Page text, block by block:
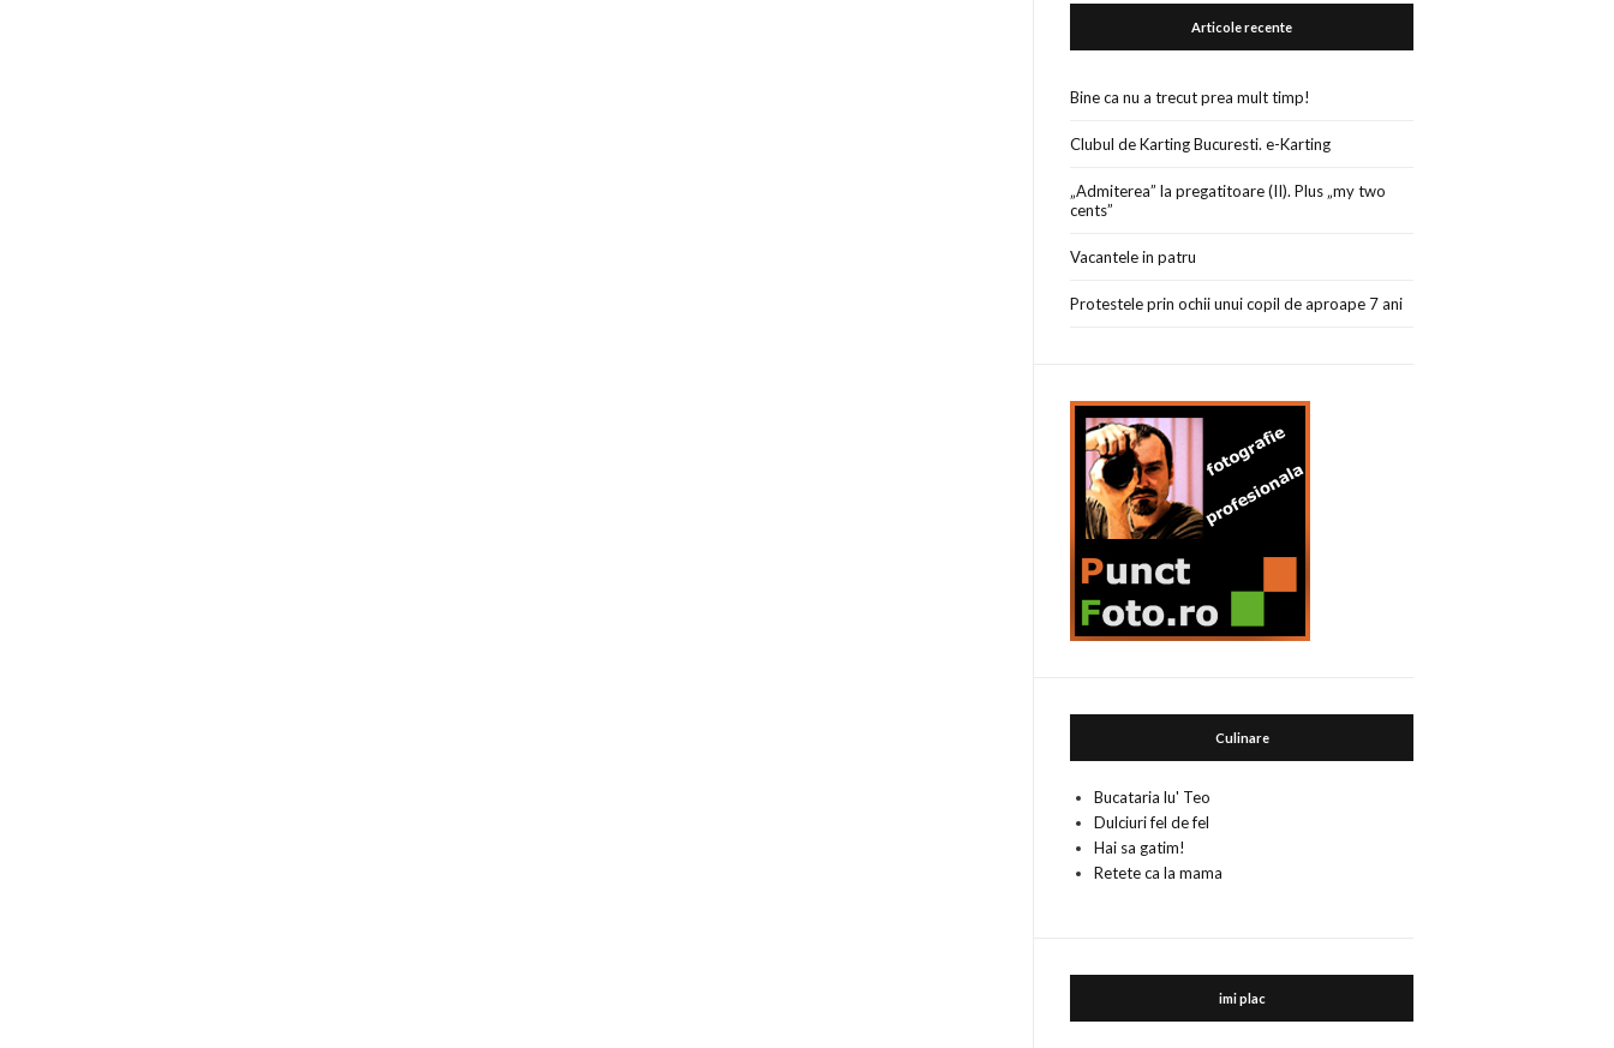
Articole recente
Bine ca nu a trecut prea mult timp!
Clubul de Karting Bucuresti. e-Karting
„Admiterea” la pregatitoare (II). Plus „my two
cents”
Vacantele in patru
Protestele prin ochii unui copil de aproape 7 ani
Culinare
Bucataria lu' Teo
Dulciuri fel de fel
Hai sa gatim!
Retete ca la mama
imi plac